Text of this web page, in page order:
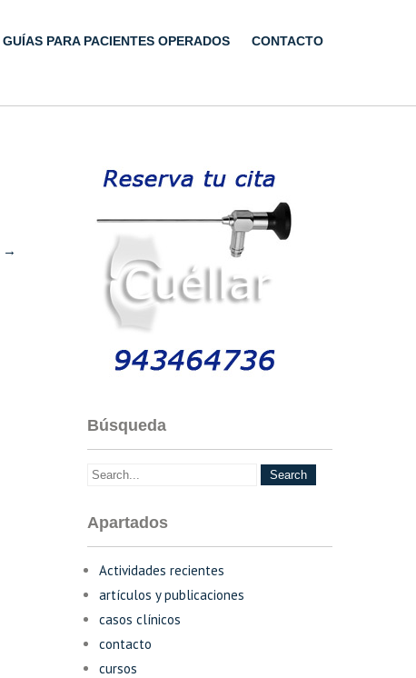
GUÍAS PARA PACIENTES OPERADOS CONTACTO
→
Búsqueda
Apartados
Actividades recientes
artículos y publicaciones
casos clínicos
contacto
cursos